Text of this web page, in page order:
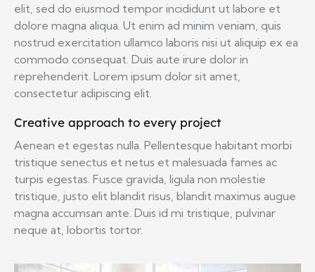
elit, sed do eiusmod tempor incididunt ut labore et
dolore magna aliqua. Ut enim ad minim veniam, quis
nostrud exercitation ullamco laboris nisi ut aliquip ex ea
commodo consequat. Duis aute irure dolor in
reprehenderit. Lorem ipsum dolor sit amet,
consectetur adipiscing elit.
Creative approach to every project
Aenean et egestas nulla. Pellentesque habitant morbi
tristique senectus et netus et malesuada fames ac
turpis egestas. Fusce gravida, ligula non molestie
tristique, justo elit blandit risus, blandit maximus augue
magna accumsan ante. Duis id mi tristique, pulvinar
neque at, lobortis tortor.